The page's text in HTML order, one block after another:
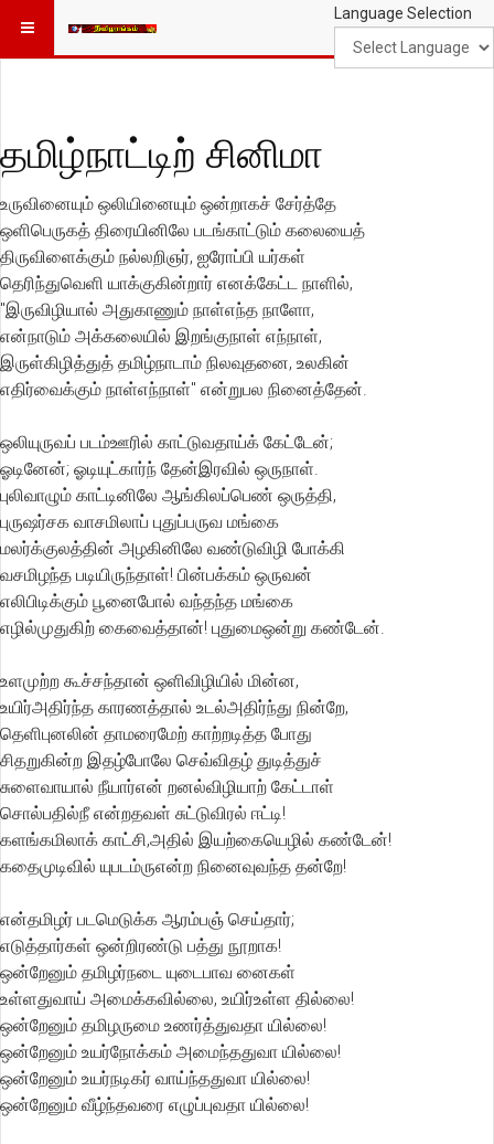
Language Selection
தமிழ்நாட்டிற் சினிமா
உருவினையும் ஒலியினையும் ஒன்றாகச் சேர்த்தே
ஒளிபெருகத் திரையினிலே படங்காட்டும் கலையைத்
திருவிளைக்கும் நல்லறிஞர், ஐரோப்பி யர்கள்
தெரிந்துவெளி யாக்குகின்றார் எனக்கேட்ட நாளில்,
"இருவிழியால் அதுகாணும் நாள்எந்த நாளோ,
என்நாடும் அக்கலையில் இறங்குநாள் எந்நாள்,
இருள்கிழித்துத் தமிழ்நாடாம் நிலவுதனை, உலகின்
எதிர்வைக்கும் நாள்எந்நாள்" என்றுபல நினைத்தேன்.
ஒலியுருவப் படம்ஊரில் காட்டுவதாய்க் கேட்டேன்;
ஓடினேன்; ஓடியுட்கார்ந் தேன்இரவில் ஒருநாள்.
புலிவாழும் காட்டினிலே ஆங்கிலப்பெண் ஒருத்தி,
புருஷர்சக வாசமிலாப் புதுப்பருவ மங்கை
மலர்க்குலத்தின் அழகினிலே வண்டுவிழி போக்கி
வசமிழந்த படியிருந்தாள்! பின்பக்கம் ஒருவன்
எலிபிடிக்கும் பூனைபோல் வந்தந்த மங்கை
எழில்முதுகிற் கைவைத்தான்! புதுமைஒன்று கண்டேன்.
உளமுற்ற கூச்சந்தான் ஒளிவிழியில் மின்ன,
உயிர்அதிர்ந்த காரணத்தால் உடல்அதிர்ந்து நின்றே,
தெளிபுனலின் தாமரைமேற் காற்றடித்த போது
சிதறுகின்ற இதழ்போலே செவ்விதழ் துடித்துச்
சுளைவாயால் நீயார்என் றனல்விழியாற் கேட்டாள்
சொல்பதில்நீ என்றதவள் சுட்டுவிரல் ஈட்டி!
களங்கமிலாக் காட்சி,அதில் இயற்கையெழில் கண்டேன்!
கதைமுடிவில் யுபடம்ருஎன்ற நினைவுவந்த தன்றே!
என்தமிழர் படமெடுக்க ஆரம்பஞ் செய்தார்;
எடுத்தார்கள் ஒன்றிரண்டு பத்து நூறாக!
ஒன்றேனும் தமிழர்நடை யுடைபாவ னைகள்
உள்ளதுவாய் அமைக்கவில்லை, உயிர்உள்ள தில்லை!
ஒன்றேனும் தமிழருமை உணர்த்துவதா யில்லை!
ஒன்றேனும் உயர்நோக்கம் அமைந்ததுவா யில்லை!
ஒன்றேனும் உயர்நடிகர் வாய்ந்ததுவா யில்லை!
ஒன்றேனும் வீழ்ந்தவரை எழுப்புவதா யில்லை!